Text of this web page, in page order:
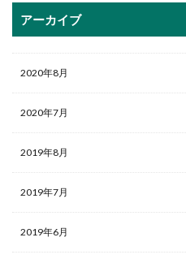
アーカイブ
2020年8月
2020年7月
2019年8月
2019年7月
2019年6月